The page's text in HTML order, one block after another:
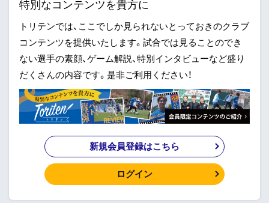
特別なコンテンツを貴方に
トリテンでは、ここでしか見られないとっておきのクラブ
コンテンツを提供いたします。試合では見ることのでき
ない選手の素顔、ゲーム解説、特別インタビューなど盛り
だくさんの内容です。是非ご利用ください！
新規会員登録はこちら
ログイン